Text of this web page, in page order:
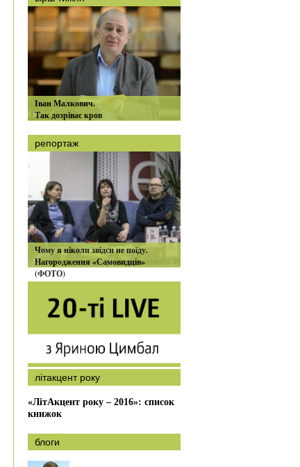
Іван Малкович.
Так дозріває кров
репортаж
Чому я ніколи звідси не поїду.
Нагородження «Самовидців»
(ФОТО)
літакцент року
«ЛітАкцент року – 2016»: список
книжок
блоги